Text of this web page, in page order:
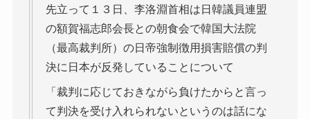
先立って１３日、李洛淵首相は日韓議員連盟
の額賀福志郎会長との朝食会で韓国大法院
（最高裁判所）の日帝強制徴用損害賠償の判
決に日本が反発していることについて
「裁判に応じておきながら負けたからと言っ
て判決を受け入れられないというのは話にな